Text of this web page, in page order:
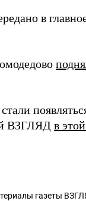
в
ВЗГЛЯД в
газеты